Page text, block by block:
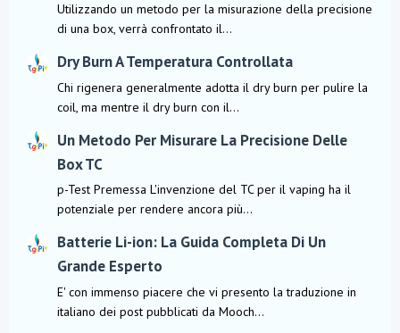
Utilizzando un metodo per la misurazione della precisione
di una box, verrà confrontato il...
Dry Burn A Temperatura Controllata
Chi rigenera generalmente adotta il dry burn per pulire la
coil, ma mentre il dry burn con il...
Un Metodo Per Misurare La Precisione Delle
Box TC
p-Test Premessa L'invenzione del TC per il vaping ha il
potenziale per rendere ancora più...
Batterie Li-ion: La Guida Completa Di Un
Grande Esperto
E' con immenso piacere che vi presento la traduzione in
italiano dei post pubblicati da Mooch...